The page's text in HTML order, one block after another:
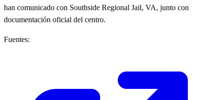
han comunicado con Southside Regional Jail, VA, junto con
documentación oficial del centro.
Fuentes: